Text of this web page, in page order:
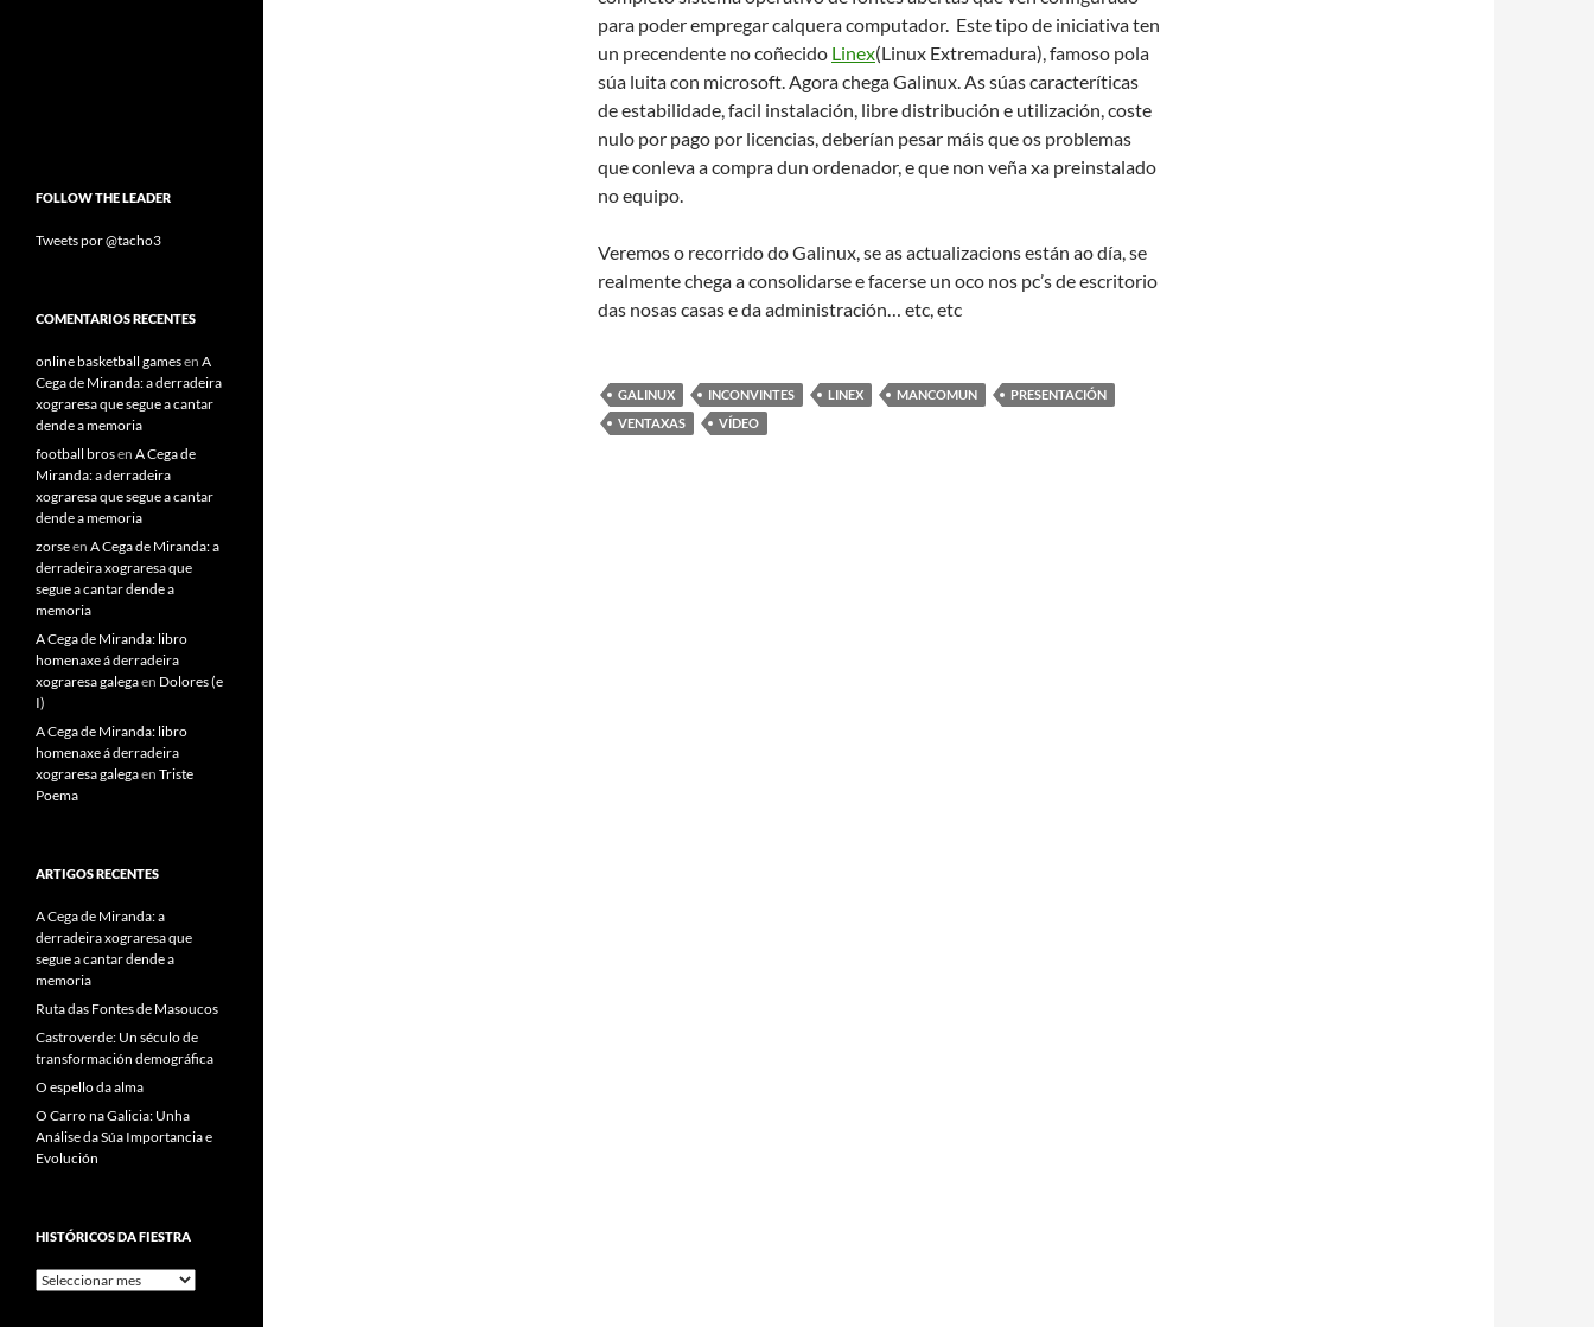
para poder empregar calquera computador. Este tipo de iniciativa ten
un precendente no coñecido Linex(Linux Extremadura), famoso pola
súa luita con microsoft. Agora chega Galinux. As súas caracteríticas
de estabilidade, facil instalación, libre distribución e utilización, coste
nulo por pago por licencias, deberían pesar máis que os problemas
que conleva a compra dun ordenador, e que non veña xa preinstalado
no equipo.
Veremos o recorrido do Galinux, se as actualizacions están ao día, se
realmente chega a consolidarse e facerse un oco nos pc’s de escritorio
das nosas casas e da administración… etc, etc
GALINUX INCONVINTES LINEX MANCOMUN
PRESENTACIÓN
VENTAXAS
VÍDEO
FOLLOW THE LEADER
Tweets por @tacho3
COMENTARIOS RECENTES
online basketball gamesen A
Cega de Miranda: a derradeira
xograresa que segue a cantar
dende a memoria
football brosen A Cega de
Miranda: a derradeira
xograresa que segue a cantar
dende a memoria
zorseen A Cega de Miranda: a
derradeira xograresa que
segue a cantar dende a
memoria
A Cega de Miranda: libro
homenaxe á derradeira
xograresa galegaen Dolores (e
I)
A Cega de Miranda: libro
homenaxe á derradeira
xograresa galegaen Triste
Poema
ARTIGOS RECENTES
A Cega de Miranda: a
derradeira xograresa que
segue a cantar dende a
memoria
Ruta das Fontes de Masoucos
Castroverde: Un século de
transformación demográfica
O espello da alma
O Carro na Galicia: Unha
Análise da Súa Importancia e
Evolución
HISTÓRICOS DA FIESTRA
Históricos